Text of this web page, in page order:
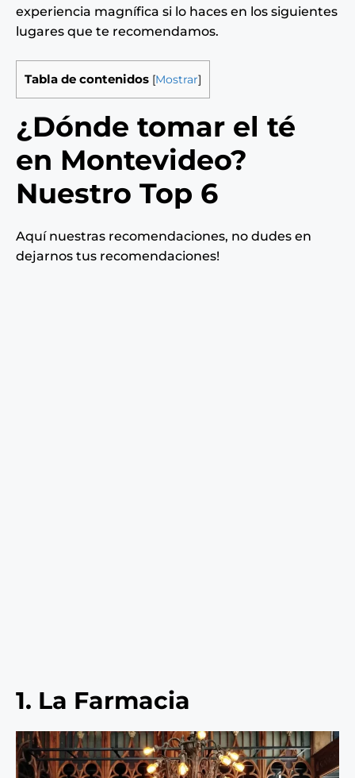
experiencia magnífica si lo haces en los siguientes
lugares que te recomendamos.
Tabla de contenidos [Mostrar]
¿Dónde tomar el té
en Montevideo?
Nuestro Top 6
Aquí nuestras recomendaciones, no dudes en
dejarnos tus recomendaciones!
1. La Farmacia